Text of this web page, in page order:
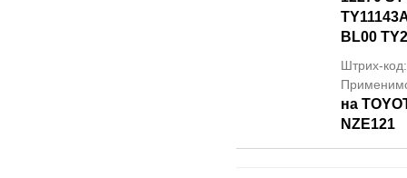
BL00
Штрих-
на
NZE121